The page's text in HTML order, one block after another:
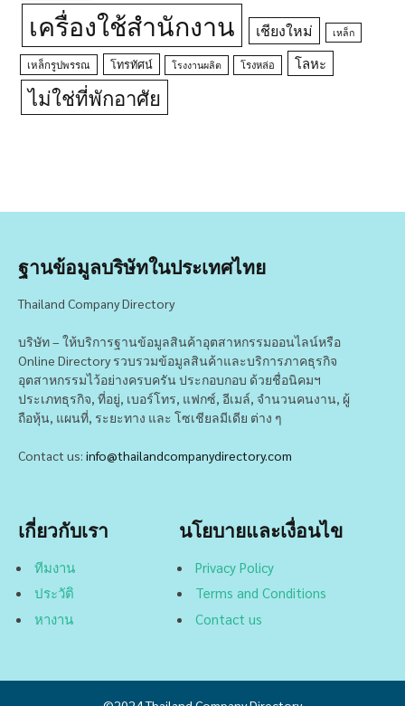
เครื่องใช้สำนักงาน เชียงใหม่ เหล็ก
เหล็กรูปพรรณ โทรทัศน์ โรงงานผลิต โรงหล่อ โลหะ
ไม่ใช่ที่พักอาศัย
ฐานข้อมูลบริษัทในประเทศไทย
Thailand Company Directory
บริษัท – ให้บริการฐานข้อมูลสินค้าอุตสาหกรรมออนไลน์หรือ
Online Directory รวบรวมข้อมูลสินค้าและบริการภาคธุรกิจ
อุตสาหกรรมไว้อย่างครบครัน ประกอบกอบ ด้วยชื่อนิคมฯ
ประเภทธุรกิจ, ที่อยู่, เบอร์โทร, แฟกซ์, อีเมล์, จำนวนคนงาน, ผู้
ถือหุ้น, แผนที่, ระยะทาง และ โซเชียลมีเดีย ต่าง ๆ
Contact us: info@thailandcompanydirectory.com
เกี่ยวกับเรา
ทีมงาน
ประวัติ
หางาน
นโยบายและเงื่อนไข
Privacy Policy
Terms and Conditions
Contact us